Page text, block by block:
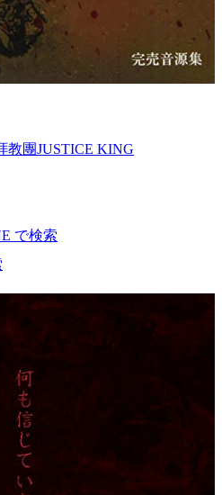
教團JUSTICE KING
で検索